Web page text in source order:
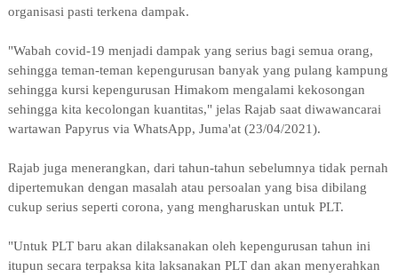
organisasi pasti terkena dampak.
"Wabah covid-19 menjadi dampak yang serius bagi semua orang,
sehingga teman-teman kepengurusan banyak yang pulang kampung
sehingga kursi kepengurusan Himakom mengalami kekosongan
sehingga kita kecolongan kuantitas," jelas Rajab saat diwawancarai
wartawan Papyrus via WhatsApp, Juma'at (23/04/2021).
Rajab juga menerangkan, dari tahun-tahun sebelumnya tidak pernah
dipertemukan dengan masalah atau persoalan yang bisa dibilang
cukup serius seperti corona, yang mengharuskan untuk PLT.
"Untuk PLT baru akan dilaksanakan oleh kepengurusan tahun ini
itupun secara terpaksa kita laksanakan PLT dan akan menyerahkan